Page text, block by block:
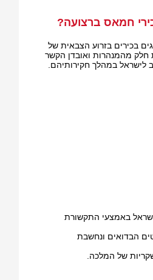
חמאס ברצועה?
בכירים בזרוע הצבאית של
מהמנהרות ואובדן הקשר
לישראל במהלך חקירותיהם.
באמצעי התקשורת
הבדואים ונחשבת
של המלכה.